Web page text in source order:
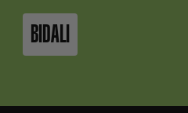
BIDALI